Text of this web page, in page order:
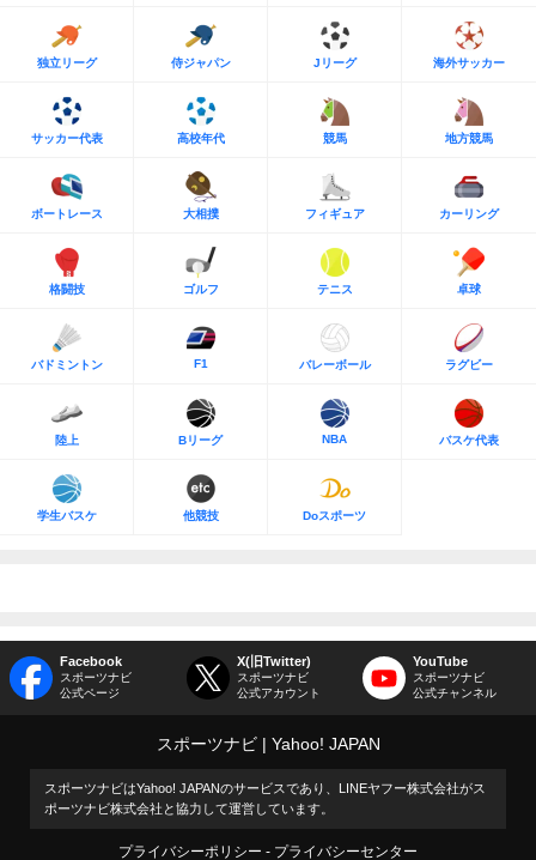
独立リーグ 侍ジャパン Jリーグ 海外サッカー
サッカー代表 高校年代 競馬 地方競馬
ボートレース 大相撲 フィギュア カーリング
格闘技 ゴルフ テニス 卓球
バドミントン F1 バレーボール ラグビー
陸上 Bリーグ NBA バスケ代表
学生バスケ 他競技 Doスポーツ
Facebook
スポーツナビ
公式ページ
X(旧Twitter)
スポーツナビ
公式アカウント
YouTube
スポーツナビ
公式チャンネル
スポーツナビ Yahoo! JAPAN
スポーツナビはYahoo! JAPANのサービスであり、LINEヤフー株式会社がス
ポーツナビ株式会社と協力して運営しています。
プライバシーポリシー プライバシーセンター